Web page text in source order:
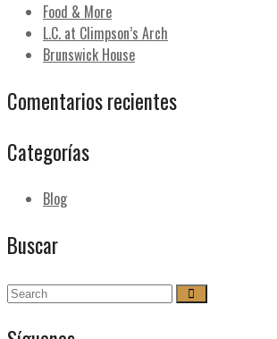
Food & More
L.C. at Climpson’s Arch
Brunswick House
Comentarios recientes
Categorías
Blog
Buscar